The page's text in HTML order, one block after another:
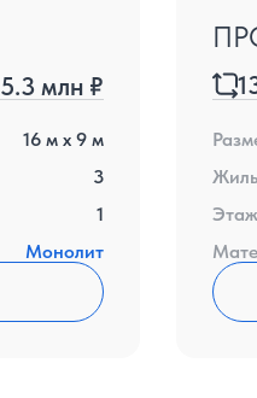
5.3 млн ₽
16 м x9 м
3
1
Монолит